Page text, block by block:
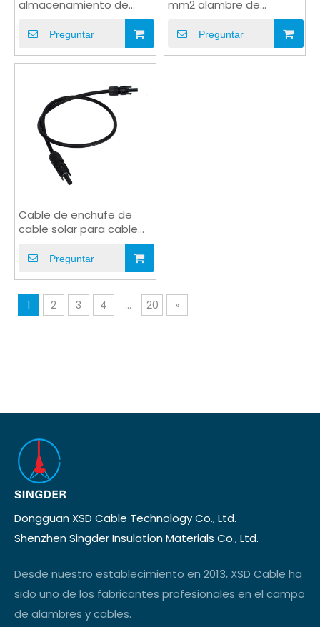
almacenamiento de
alimentación 100A/250A
Preguntar
mm2 alambre de
puente solar macho a
hembraPreguntar
Cable de enchufe de
cable solar para cable
inversorPreguntar
1 2 3 4 ... 20 »
Dongguan XSD Cable Technology Co., Ltd.
Shenzhen Singder Insulation Materials Co., Ltd.
Desde nuestro establecimiento en 2013, XSD Cable ha
sido uno de los fabricantes profesionales en el campo
de alambres y cables.